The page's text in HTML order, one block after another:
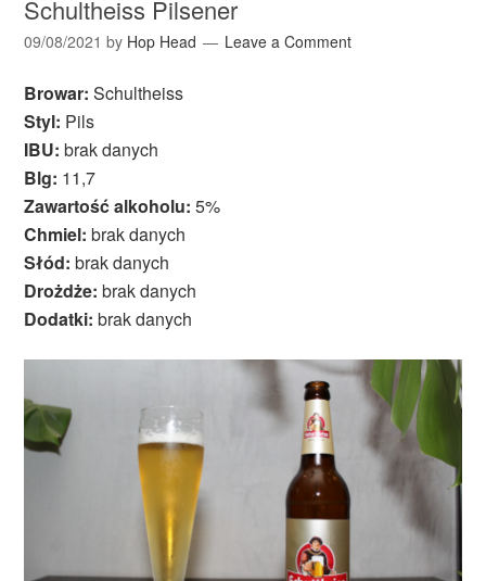
Schultheiss Pilsener
09/08/2021 by Hop Head Leave a Comment
Browar: Schultheiss
Styl: Pils
IBU: brak danych
Blg: 11,7
Zawartość alkoholu: 5%
Chmiel: brak danych
Słód: brak danych
Drożdże: brak danych
Dodatki: brak danych